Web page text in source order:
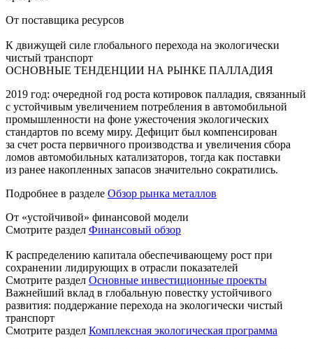
От поставщика ресурсов
К движущей силе глобального перехода на экологически
чистый транспорт
ОСНОВНЫЕ ТЕНДЕНЦИИ НА РЫНКЕ ПАЛЛАДИЯ
2019 год: очередной год роста котировок палладия, связанный
с устойчивым увеличением потребления в автомобильной
промышленности на фоне ужесточения экологических
стандартов по всему миру. Дефицит был компенсирован
за счет роста первичного производства и увеличения сбора
ломов автомобильных катализаторов, тогда как поставки
из ранее накопленных запасов значительно сократились.
Подробнее в разделе Обзор рынка металлов
От «устойчивой» финансовой модели
Смотрите раздел Финансовый обзор
К распределению капитала обеспечивающему рост при
сохранении лидирующих в отрасли показателей
Смотрите раздел Основные инвестиционные проекты
Важнейший вклад в глобальную повестку устойчивого
развития: поддержание перехода на экологически чистый
транспорт
Смотрите раздел Комплексная экологическая программа